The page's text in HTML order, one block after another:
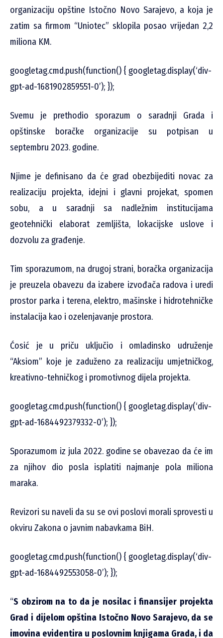
organizaciju opštine Istočno Novo Sarajevo, a koja je
zatim sa firmom “Uniotec” sklopila posao vrijedan 2,2
miliona KM.
googletag.cmd.push(function() { googletag.display(‘div-
gpt-ad-1681902859551-0’); });
Svemu je prethodio sporazum o saradnji Grada i
opštinske boračke organizacije su potpisan u
septembru 2023. godine.
Njime je definisano da će grad obezbijediti novac za
realizaciju projekta, idejni i glavni projekat, spomen
sobu, a u saradnji sa nadležnim institucijama
geotehnički elaborat zemljišta, lokacijske uslove i
dozvolu za građenje.
Tim sporazumom, na drugoj strani, boračka organizacija
je preuzela obavezu da izabere izvođača radova i uredi
prostor parka i terena, elektro, mašinske i hidrotehničke
instalacija kao i ozelenjavanje prostora.
Ćosić je u priču uključio i omladinsko udruženje
“Aksiom” koje je zaduženo za realizaciju umjetničkog,
kreativno-tehničkog i promotivnog dijela projekta.
googletag.cmd.push(function() { googletag.display(‘div-
gpt-ad-1684492379332-0’); });
Sporazumom iz jula 2022. godine se obavezao da će im
za njihov dio posla isplatiti najmanje pola miliona
maraka.
Revizori su naveli da su se ovi poslovi morali sprovesti u
okviru Zakona o javnim nabavkama BiH.
googletag.cmd.push(function() { googletag.display(‘div-
gpt-ad-1684492553058-0’); });
“S obzirom na to da je nosilac i finansijer projekta
Grad i dijelom opština Istočno Novo Sarajevo, da se
imovina evidentira u poslovnim knjigama Grada, i da